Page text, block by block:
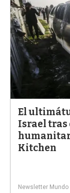
El
Israel tras
Kitchen
Newsletter Mundo